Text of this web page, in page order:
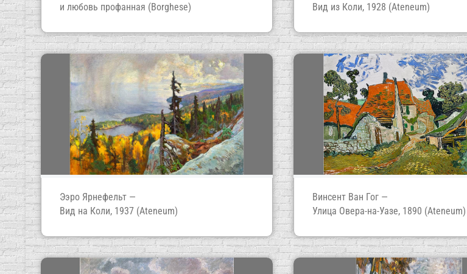
и любовь профанная (Borghese)
Вид из Коли, 1928 (Ateneum)
Ээро Ярнефельт —
Вид на Коли, 1937 (Ateneum)
Винсент Ван Гог —
Улица Овера-на-Уазе, 1890 (Ateneum)